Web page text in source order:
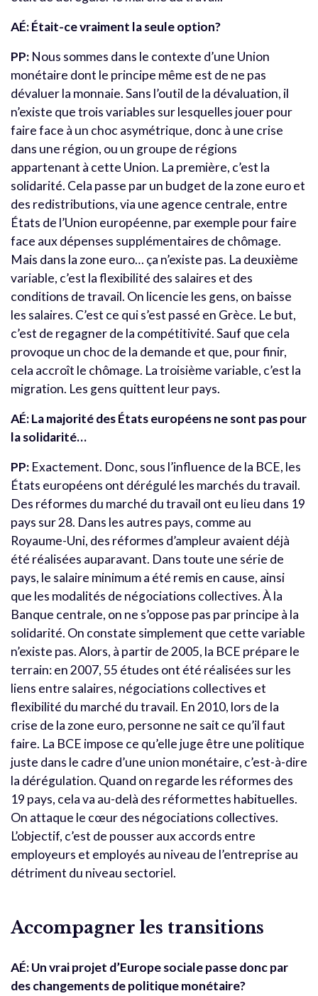
AÉ:Était-ce vraiment la seule option?
PP: Nous sommes dans le contexte d’une Union
monétaire dont le principe même est de ne pas
dévaluer la monnaie. Sans l’outil de la dévaluation, il
n’existe que trois variables sur lesquelles jouer pour
faire face à un choc asymétrique, donc à une crise
dans une région, ou un groupe de régions
appartenant à cette Union. La première, c’est la
solidarité. Cela passe par un budget de la zone euro et
des redistributions, via une agence centrale, entre
États de l’Union européenne, par exemple pour faire
face aux dépenses supplémentaires de chômage.
Mais dans la zone euro… ça n’existe pas. La deuxième
variable, c’est la flexibilité des salaires et des
conditions de travail. On licencie les gens, on baisse
les salaires. C’est ce qui s’est passé en Grèce. Le but,
c’est de regagner de la compétitivité. Sauf que cela
provoque un choc de la demande et que, pour finir,
cela accroît le chômage. La troisième variable, c’est la
migration. Les gens quittent leur pays.
AÉ: La majorité des États européens ne sont pas pour
la solidarité…
PP: Exactement. Donc, sous l’influence de la BCE, les
États européens ont dérégulé les marchés du travail.
Des réformes du marché du travail ont eu lieu dans 19
pays sur 28. Dans les autres pays, comme au
Royaume-Uni, des réformes d’ampleur avaient déjà
été réalisées auparavant. Dans toute une série de
pays, le salaire minimum a été remis en cause, ainsi
que les modalités de négociations collectives. À la
Banque centrale, on ne s’oppose pas par principe à la
solidarité. On constate simplement que cette variable
n’existe pas. Alors, à partir de 2005, la BCE prépare le
terrain: en 2007, 55 études ont été réalisées sur les
liens entre salaires, négociations collectives et
flexibilité du marché du travail. En 2010, lors de la
crise de la zone euro, personne ne sait ce qu’il faut
faire. La BCE impose ce qu’elle juge être une politique
juste dans le cadre d’une union monétaire, c’est-à-dire
la dérégulation. Quand on regarde les réformes des
19 pays, cela va au-delà des réformettes habituelles.
On attaque le cœur des négociations collectives.
L’objectif, c’est de pousser aux accords entre
employeurs et employés au niveau de l’entreprise au
détriment du niveau sectoriel.
Accompagner les transitions
AÉ:Un vrai projet d’Europe sociale passe donc par
des changements de politique monétaire?